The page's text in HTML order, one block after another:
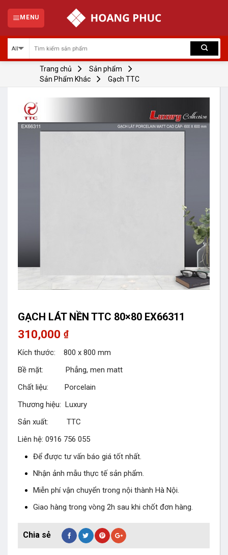
content
MENU
Trang chủ
Sản phẩm
Sản Phẩm Khác
Gạch TTC
GẠCH LÁT NỀN TTC 80×80 EX66311
310,000 ₫
Kích thước: 800 x 800 mm
Bề mặt: Phẳng, men matt
Chất liệu: Porcelain
Thương hiệu: Luxury
Sản xuất: TTC
Liên hệ: 0916 756 055
Để được tư vấn báo giá tốt nhất.
Nhận ảnh mẫu thực tế sản phẩm.
Miễn phí vận chuyển trong nội thành Hà Nội.
Giao hàng trong vòng 2h sau khi chốt đơn hàng.